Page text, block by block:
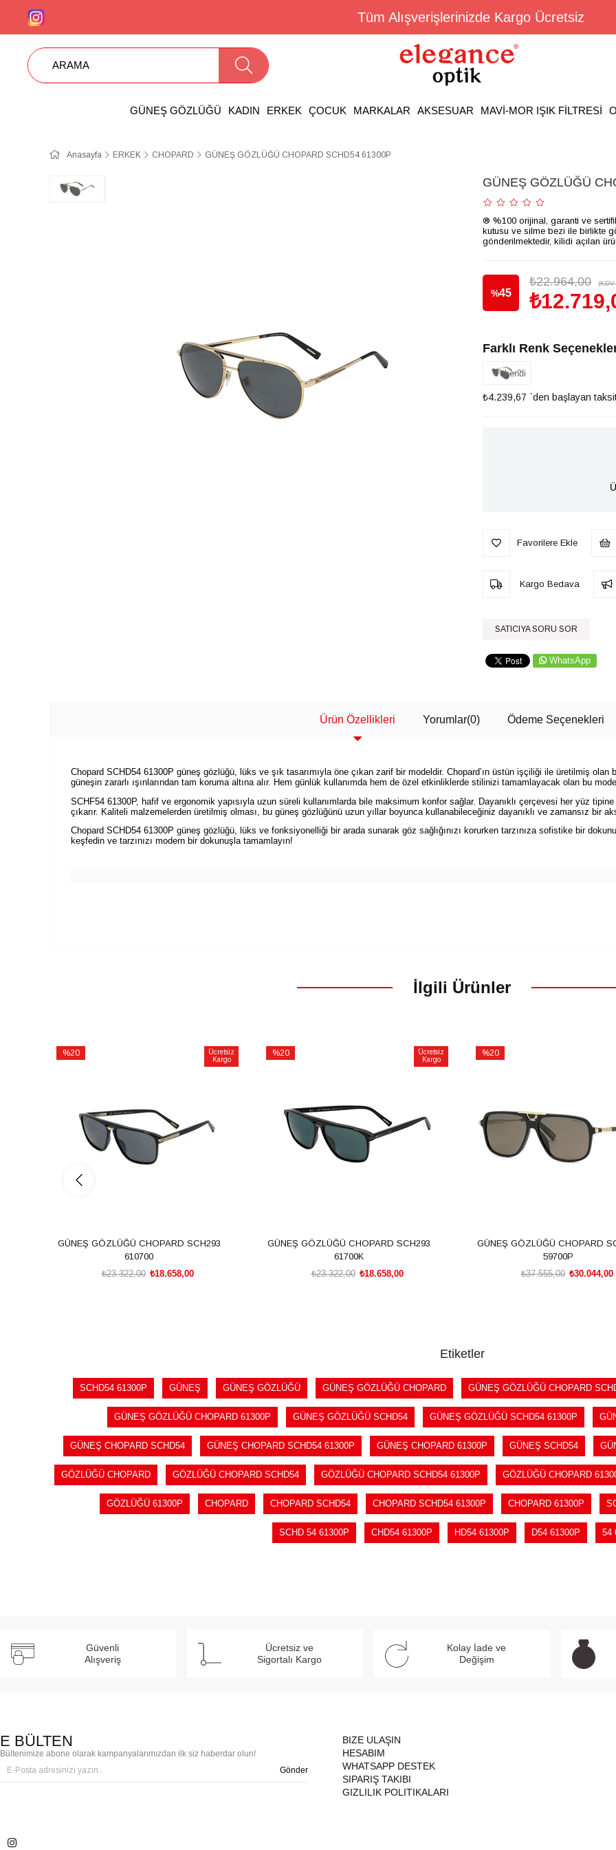
Tüm Alışverişlerinizde Kargo Ücretsiz
GÜNEŞ GÖZLÜĞÜ KADIN ERKEK ÇOCUK MARKALAR AKSESUAR MAVİ-MOR IŞIK FİLTRESİ
Anasayfa ERKEK CHOPARD GÜNEŞ GÖZLÜĞÜ CHOPARD SCHD54 61300P
GÜNEŞ GÖZLÜĞÜ
® %100 orijinal, garanti ve
kutusu ve silme bezi ile birlikte
gönderilmektedir, kilidi açılan
%45
₺22.964,00 (KDV
Farklı Renk
Tükendi
₺4.239,67 `den başlayan
Favorilere Ekle
Kargo Bedava
SATICIYA SORU SOR
WhatsApp
Ürün Özellikleri Yorumlar(0) Ödeme Seçenekleri
Chopard SCHD54 61300P güneş gözlüğü, lüks ve şık tasarımıyla öne çıkan zarif bir modeldir. Chopard’ın üstün işçiliği ile üretilmiş
güneşin zararlı ışınlarından tam koruma altına alır. Hem günlük kullanımda hem de özel etkinliklerde stilinizi tamamlayacak olan bu
SCHF54 61300P, hafif ve ergonomik yapısıyla uzun süreli kullanımlarda bile maksimum konfor sağlar. Dayanıklı çerçevesi her yüz tipine
çıkarır. Kaliteli malzemelerden üretilmiş olması, bu güneş gözlüğünü uzun yıllar boyunca kullanabileceğiniz dayanıklı ve zamansız bir
Chopard SCHD54 61300P güneş gözlüğü, lüks ve fonksiyonelliği bir arada sunarak göz sağlığınızı korurken tarzınıza sofistike bir
keşfedin ve tarzınızı modern bir dokunuşla tamamlayın!
İlgili Ürünler
%20
Ücretsiz
Kargo
GÜNEŞ GÖZLÜĞÜ CHOPARD SCH293
610700
₺18.658,00
₺23.322,00
%20
Ücretsiz
Kargo
GÜNEŞ GÖZLÜĞÜ CHOPARD SCH293
61700K
₺18.658,00
₺23.322,00
%20
GÜNEŞ GÖZLÜĞÜ CHOPARD
59700P
₺30.044,00
₺37.555,00
Etiketler
SCHD54 61300P GÜNEŞ GÜNEŞ GÖZLÜĞÜ GÜNEŞ GÖZLÜĞÜ CHOPARD GÜNEŞ GÖZLÜĞÜ CHOPARD
GÜNEŞ GÖZLÜĞÜ CHOPARD 61300P GÜNEŞ GÖZLÜĞÜ SCHD54 GÜNEŞ GÖZLÜĞÜ SCHD54 61300P
GÜNEŞ CHOPARD SCHD54 GÜNEŞ CHOPARD SCHD54 61300P GÜNEŞ CHOPARD 61300P GÜNEŞ SCHD54
GÖZLÜĞÜ CHOPARD GÖZLÜĞÜ CHOPARD SCHD54 GÖZLÜĞÜ CHOPARD SCHD54 61300P GÖZLÜĞÜ CHOPARD
GÖZLÜĞÜ 61300P CHOPARD CHOPARD SCHD54 CHOPARD SCHD54 61300P CHOPARD 61300P
SCHD 54 61300P CHD54 61300P HD54 61300P D54 61300P 54
Güvenli
Alışveriş
Ücretsiz ve
Sigortalı Kargo
Kolay İade ve
Değişim
E BÜLTEN
Bültenimize abone olarak kampanyalarımızdan ilk siz haberdar olun!
Gönder
BIZE ULAŞIN
HESABIM
WHATSAPP DESTEK
SIPARIŞ TAKIBI
GIZLILIK POLITIKALARI